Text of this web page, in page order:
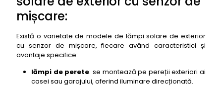
mișcare Litom Enhanced Super Bright Solar Lights
30- lampa solară de exterior cu senzor de
mișcare Admirecare Solar Lights
31- lampa solară de exterior cu senzor de mișcare
Aogled Solar Lights
mișcare:
Există o varietate de modele de lămpi solare de exterior
cu senzor de mișcare, fiecare având caracteristici și
avantaje specifice:
lămpi de perete: se montează pe pereții exteriori ai
casei sau garajului, oferind iluminare direcționată.